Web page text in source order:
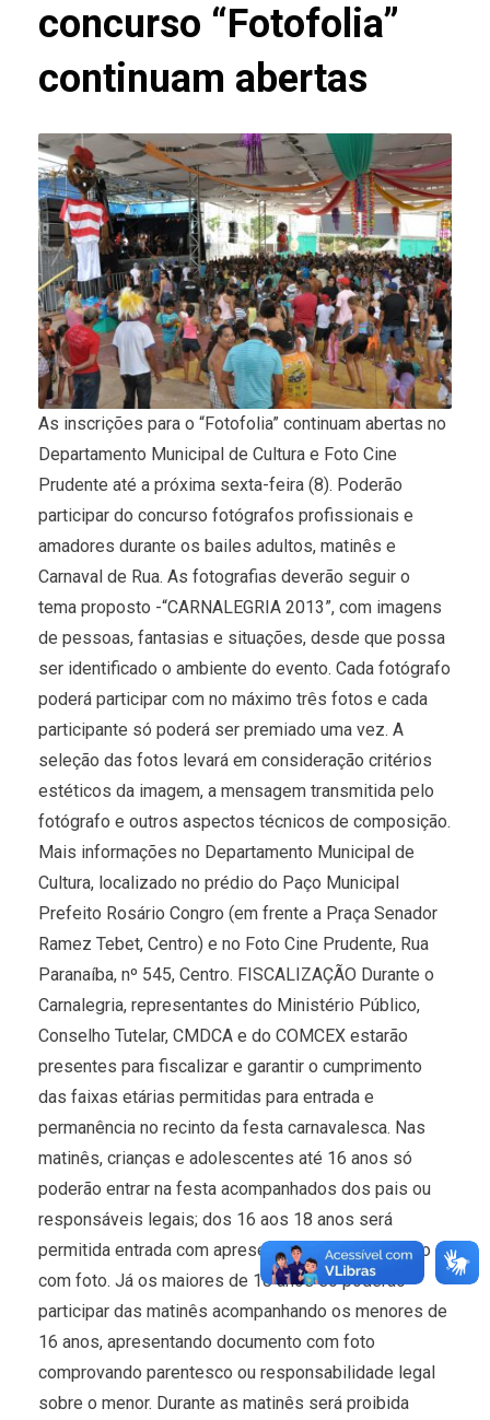
concurso “Fotofolia”
continuam abertas
As inscrições para o “Fotofolia” continuam abertas no
Departamento Municipal de Cultura e Foto Cine
Prudente até a próxima sexta-feira (8). Poderão
participar do concurso fotógrafos profissionais e
amadores durante os bailes adultos, matinês e
Carnaval de Rua. As fotografias deverão seguir o
tema proposto -“CARNALEGRIA 2013”, com imagens
de pessoas, fantasias e situações, desde que possa
ser identificado o ambiente do evento. Cada fotógrafo
poderá participar com no máximo três fotos e cada
participante só poderá ser premiado uma vez. A
seleção das fotos levará em consideração critérios
estéticos da imagem, a mensagem transmitida pelo
fotógrafo e outros aspectos técnicos de composição.
Mais informações no Departamento Municipal de
Cultura, localizado no prédio do Paço Municipal
Prefeito Rosário Congro (em frente a Praça Senador
Ramez Tebet, Centro) e no Foto Cine Prudente, Rua
Paranaíba, nº 545, Centro. FISCALIZAÇÃO Durante o
Carnalegria, representantes do Ministério Público,
Conselho Tutelar, CMDCA e do COMCEX estarão
presentes para fiscalizar e garantir o cumprimento
das faixas etárias permitidas para entrada e
permanência no recinto da festa carnavalesca. Nas
matinês, crianças e adolescentes até 16 anos só
poderão entrar na festa acompanhados dos pais ou
responsáveis legais; dos 16 aos 18 anos será
permitida entrada com apresentação de documento
com foto. Já os maiores de 18 anos só poderão
participar das matinês acompanhando os menores de
16 anos, apresentando documento com foto
comprovando parentesco ou responsabilidade legal
sobre o menor. Durante as matinês será proibida